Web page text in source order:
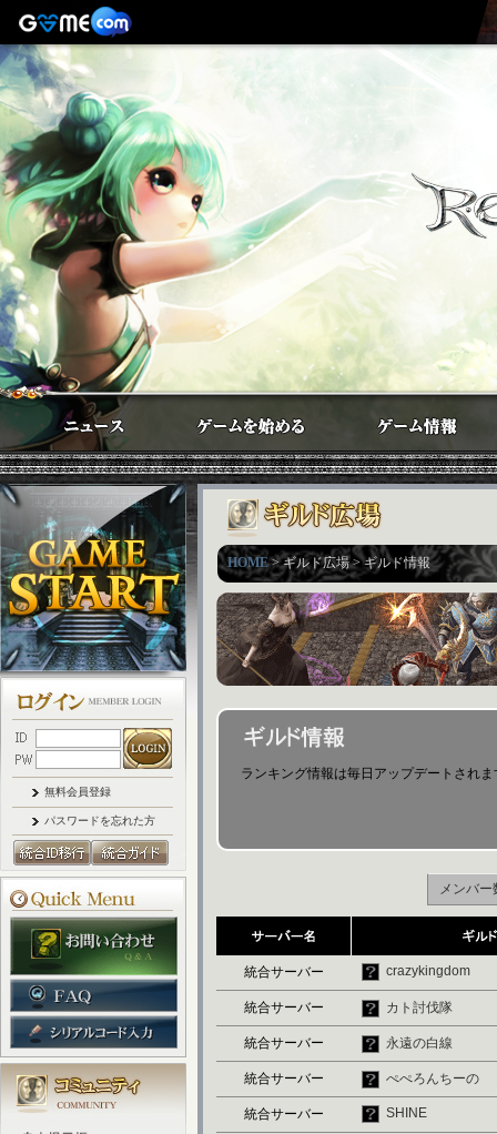
無料会員登録
パスワードを忘れた方
HOME> ギルド広場 > ギルド情報
ランキング情報は毎日アップデートされま
メンバー
統合サーバー crazykingdom
統合サーバー カト討伐隊
統合サーバー 永遠の白線
統合サーバー ぺぺろんちーの
統合サーバー SHINE